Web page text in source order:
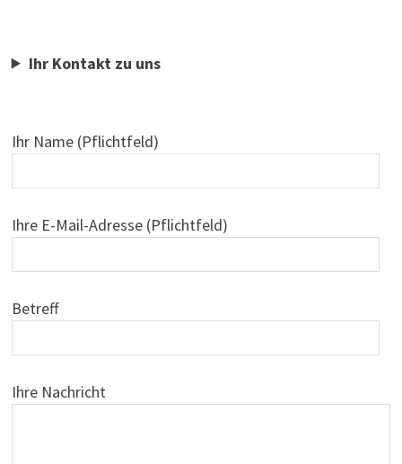
Ihr Kontakt zu uns
Ihr Name (Pflichtfeld)
Ihre E-Mail-Adresse (Pflichtfeld)
Betreff
Ihre Nachricht